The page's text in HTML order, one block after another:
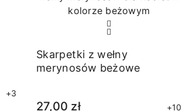
+3
Skarpetki z wełny
merynosów beżowe
27,00 zł +10